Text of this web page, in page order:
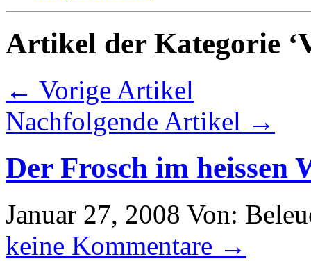
Artikel der Kategorie
← Vorige Artikel
Nachfolgende Artikel →
Der Frosch im heissen
Januar 27, 2008 Von:
keine Kommentare →